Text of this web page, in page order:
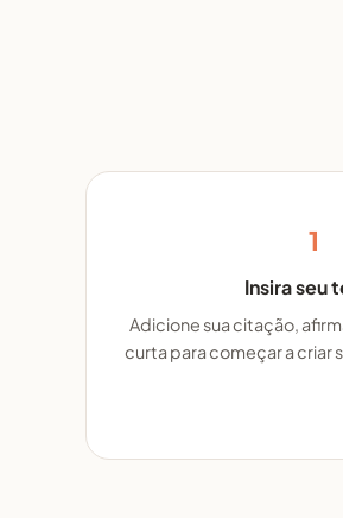
1
Insira seu
Adicione sua citação,
curta para começar a criar